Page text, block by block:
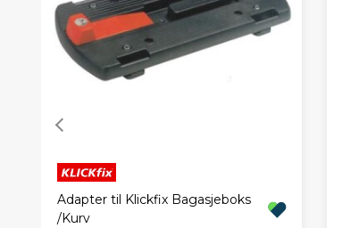
Adapter til Klickfix Bagasjeboks
/Kurv